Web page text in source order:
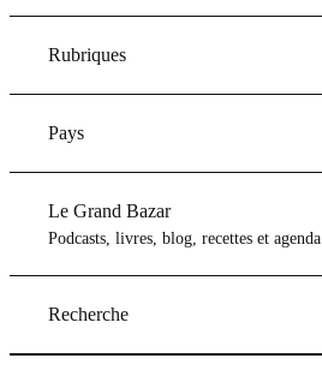
Rubriques
Pays
Le Grand Bazar
Podcasts, livres, blog, recettes et agenda
Recherche